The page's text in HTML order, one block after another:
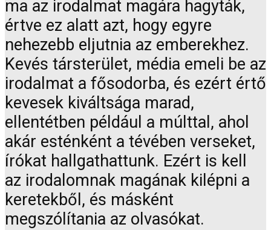
ma az irodalmat magára hagyták,
értve ez alatt azt, hogy egyre
nehezebb eljutnia az emberekhez.
Kevés társterület, média emeli be az
irodalmat a fősodorba, és ezért értő
kevesek kiváltsága marad,
ellentétben például a múlttal, ahol
akár esténként a tévében verseket,
írókat hallgathattunk. Ezért is kell
az irodalomnak magának kilépni a
keretekből, és másként
megszólítania az olvasókat.